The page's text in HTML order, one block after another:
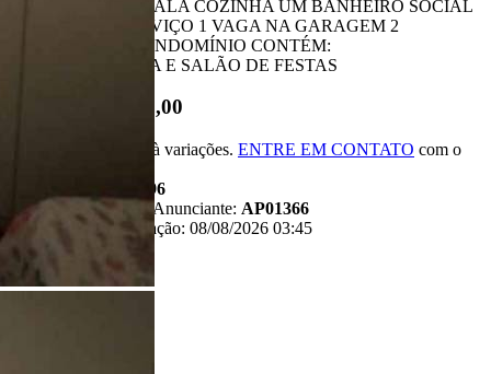
DOIS QUARTOS SALA COZINHA UM BANHEIRO SOCIAL
MAIS UM DE SERVIÇO 1 VAGA NA GARAGEM 2
ELEVADORES CONDOMÍNIO CONTÉM:
CHURRASQUEIRA E SALÃO DE FESTAS
R$ 270.000,00
*Valor sujeito à variações. ENTRE EM CONTATO com o
481796
Referência do Anunciante: AP01366
Última atualização: 08/08/2026 03:45
Anunciante